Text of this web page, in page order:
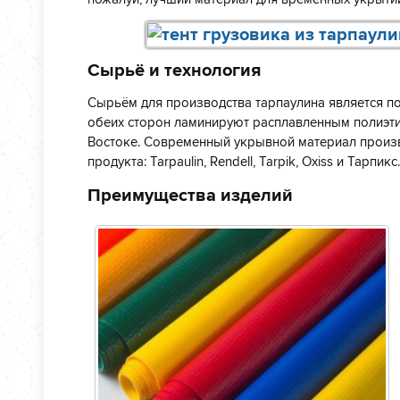
Сырьё и технология
Сырьём для производства тарпаулина является
обеих сторон ламинируют расплавленным
Востоке. Современный укрывной материал
продукта: Tarpaulin, Rendell, Tarpik, Oxiss и Тарпикс.
Преимущества изделий